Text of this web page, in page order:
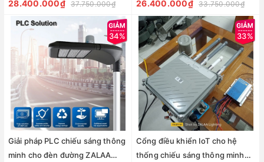
28.400.000₫ 37.750.000₫ 26.400.000₫ 33.750.000₫
34%
Giải pháp PLC chiếu sáng thông
minh cho đèn đường ZALAA
33%
Cổng điều khiển IoT cho hệ
thống chiếu sáng thông minh